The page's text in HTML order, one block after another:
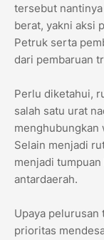
tersebut
berat, yakni aksi
Petruk serta
dari pembaruan
​Perlu diketahui,
salah satu urat
menghubungkan
Selain menjadi
menjadi
antardaerah.
​Upaya
prioritas